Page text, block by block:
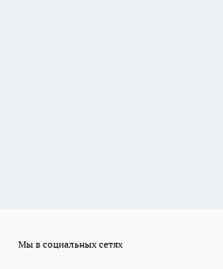
Мы в социальных сетях